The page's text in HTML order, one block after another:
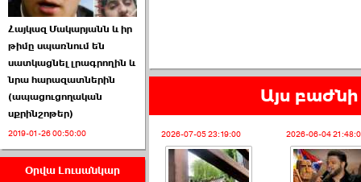
Սահմանադրական
դատարանը մերժեց ›››
2026-07-02 00:39:00
ՈՒՂԻՂ․ ԱԺ-ն
Հայկազ Մակարյանն և իր
թիմը սպառնում են
սատկացնել լրագրողին և
նրա հարազատներին
(ապացուցողական
սքրինշոթեր)
2019-01-26 00:50:00
Օրվա Լուսանկար
Այս բաժնի
2026-07-05 23:19:00 2026-06-04